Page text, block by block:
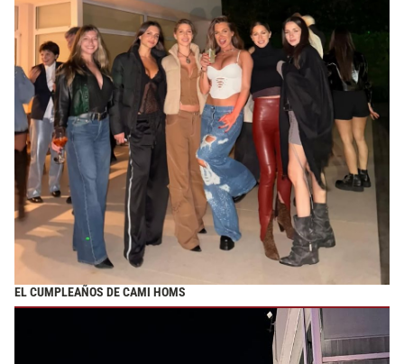
EL CUMPLEAÑOS DE CAMI HOMS